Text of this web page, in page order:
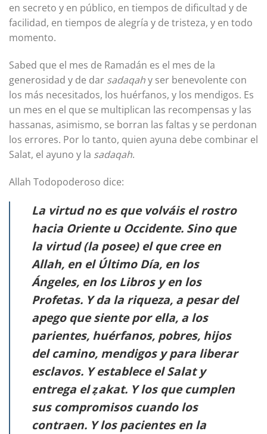
en secreto y en público, en tiempos de dificultad y de
facilidad, en tiempos de alegría y de tristeza, y en todo
momento.
Sabed que el mes de Ramadán es el mes de la
generosidad y de dar sadaqahy ser benevolente con
los más necesitados, los huérfanos, y los mendigos. Es
un mes en el que se multiplican las recompensas y las
hassanas, asimismo, se borran las faltas y se perdonan
los errores. Por lo tanto, quien ayuna debe combinar el
Salat, el ayuno y la sadaqah.
Allah Todopoderoso dice:
La virtud no es que volváis el rostro
hacia Oriente u Occidente. Sino que
la virtud (la posee) el que cree en
Allah, en el Último Día, en los
Ángeles, en los Libros y en los
Profetas. Y da la riqueza, a pesar del
apego que siente por ella, a los
parientes, huérfanos, pobres, hijos
del camino, mendigos y para liberar
esclavos. Y establece el Salat y
entrega el ẓakat. Y los que cumplen
sus compromisos cuando los
contraen. Y los pacientes en la